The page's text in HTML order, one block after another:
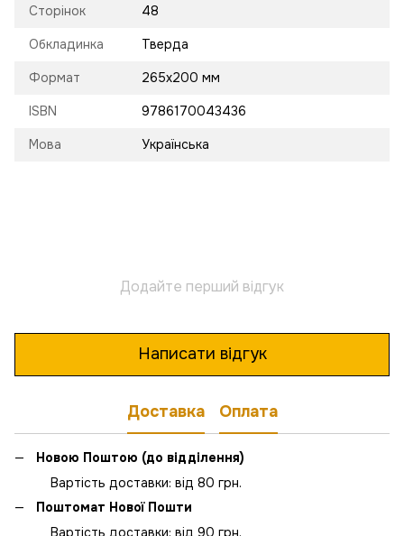
Сторінок 48
Обкладинка Тверда
Формат 265х200 мм
ISBN 9786170043436
Мова Українська
Додайте перший відгук
Написати відгук
Доставка Оплата
Новою Поштою (до відділення)
Вартість доставки: від 80 грн.
Поштомат Нової Пошти
Вартість доставки: від 90 грн.